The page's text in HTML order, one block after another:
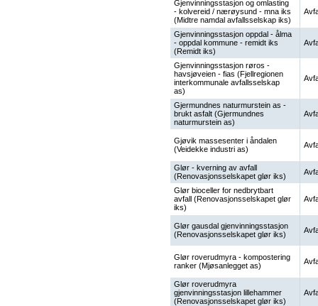
Gjenvinningsstasjon og omlasting
- kolvereid / nærøysund - mna iks
(Midtre namdal avfallsselskap iks)
Gjenvinningsstasjon oppdal - ålma
- oppdal kommune - remidt iks
(Remidt iks)
Gjenvinningsstasjon røros -
havsjøveien - fias (Fjellregionen
interkommunale avfallsselskap
as)
Gjermundnes naturmurstein as -
brukt asfalt (Gjermundnes
naturmurstein as)
Gjøvik massesenter i åndalen
(Veidekke industri as)
Glør - kverning av avfall
(Renovasjonsselskapet glør iks)
Glør bioceller for nedbrytbart
avfall (Renovasjonsselskapet glør
iks)
Glør gausdal gjenvinningsstasjon
(Renovasjonsselskapet glør iks)
Glør roverudmyra - kompostering
ranker (Mjøsanlegget as)
Glør roverudmyra
gjenvinningsstasjon lillehammer
(Renovasjonsselskapet glør iks)